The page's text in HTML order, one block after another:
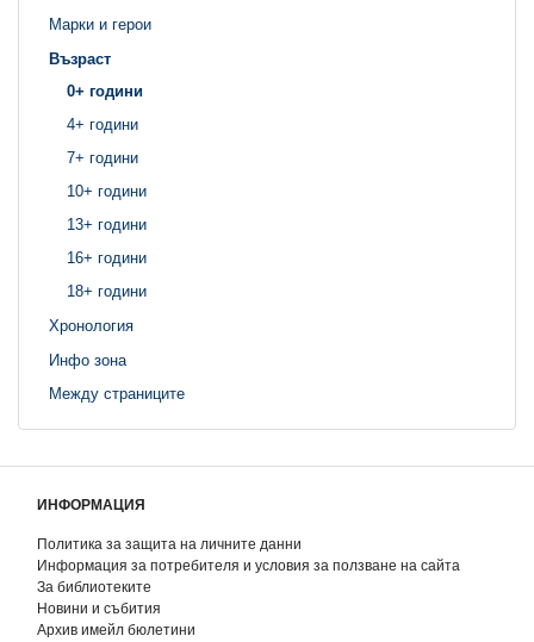
Марки и герои
Възраст
0+ години
4+ години
7+ години
10+ години
13+ години
16+ години
18+ години
Хронология
Инфо зона
Между страниците
ИНФОРМАЦИЯ
Политика за защита на личните данни
Информация за потребителя и условия за ползване на сайта
За библиотеките
Новини и събития
Архив имейл бюлетини